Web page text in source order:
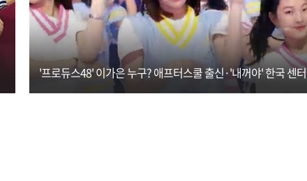
'프로듀스48' 이가은 누구? 애프터스쿨 출신·'내꺼야' 한국 센터